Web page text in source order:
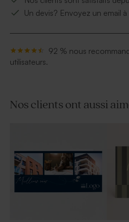
Un devis? Envoyez un email
92 % nous
utilisateurs.
Nos clients ont aussi